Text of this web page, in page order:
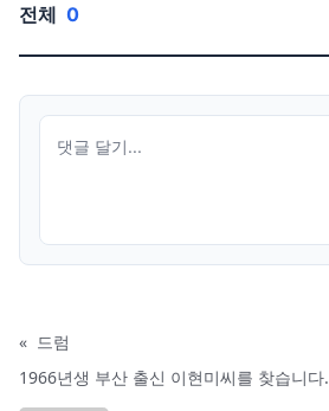
전체 0
« 드럼
1966년생 부산 출신 이현미씨를 찾습니다.